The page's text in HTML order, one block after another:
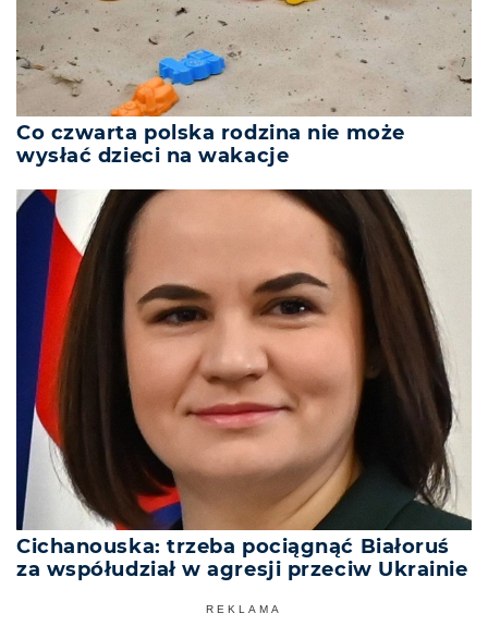
Co czwarta polska rodzina nie może
wysłać dzieci na wakacje
Cichanouska: trzeba pociągnąć Białoruś
za współudział w agresji przeciw Ukrainie
REKLAMA